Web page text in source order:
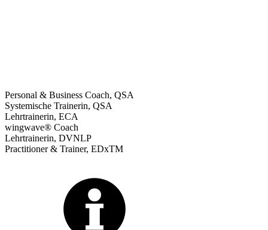
Personal & Business Coach, QSA
Systemische Trainerin, QSA
Lehrtrainerin, ECA
wingwave® Coach
Lehrtrainerin, DVNLP
Practitioner & Trainer, EDxTM